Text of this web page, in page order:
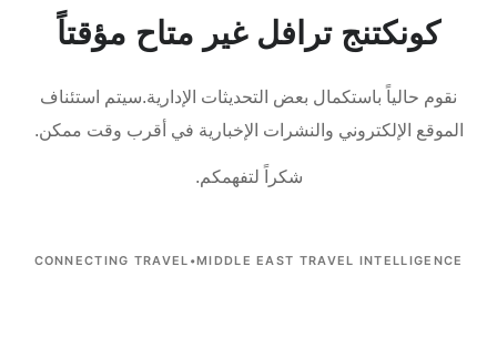
كونكتنج ترافل غير متاح مؤقتاً
نقوم حالياً باستكمال بعض التحديثات الإدارية.سيتم استئناف
الموقع الإلكتروني والنشرات الإخبارية في أقرب وقت ممكن.
شكراً لتفهمكم.
CONNECTING TRAVEL •MIDDLE EAST TRAVEL INTELLIGENCE